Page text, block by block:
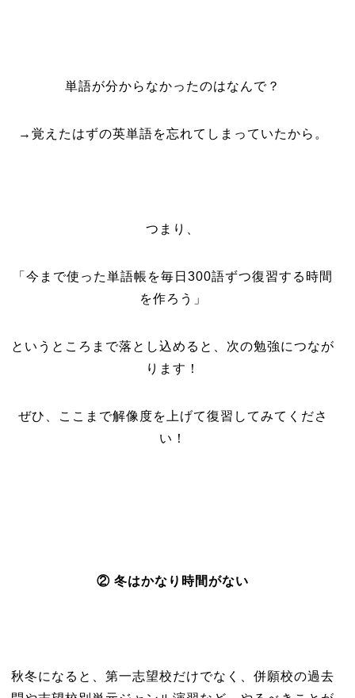
単語が分からなかったのはなんで？
→覚えたはずの英単語を忘れてしまっていたから。
つまり、
「今まで使った単語帳を毎日300語ずつ復習する時間
を作ろう」
というところまで落とし込めると、次の勉強につなが
ります！
ぜひ、ここまで解像度を上げて復習してみてくださ
い！
② 冬はかなり時間がない
秋冬になると、第一志望校だけでなく、併願校の過去